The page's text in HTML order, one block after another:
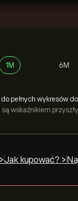
1M 6M
pełnych wykresów
wskaźnikiem
Jak kupować? >